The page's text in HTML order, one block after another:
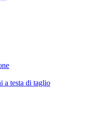
a testa di taglio